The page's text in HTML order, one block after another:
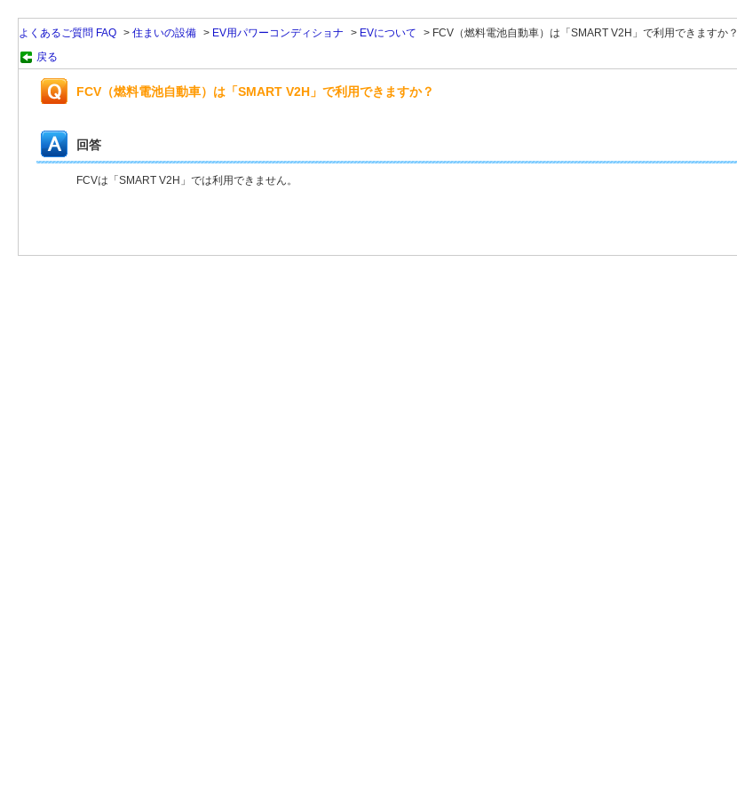
よくあるご質問 FAQ > 住まいの設備 > EV用パワーコンディショナ > EVについて > FCV（燃料電池自動車）は「SMART V2H」で利用できますか？
戻る
FCV（燃料電池自動車）は「SMART V2H」で利用できますか？
回答
FCVは「SMART V2H」では利用できません。